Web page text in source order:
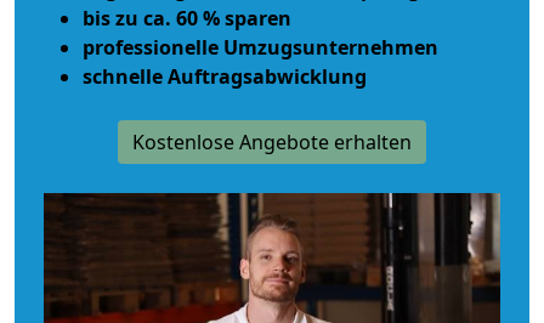
bis zu ca. 60 % sparen
professionelle Umzugsunternehmen
schnelle Auftragsabwicklung
Kostenlose Angebote erhalten